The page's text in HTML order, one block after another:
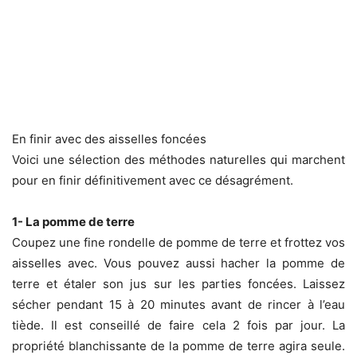
En finir avec des aisselles foncées
Voici une sélection des méthodes naturelles qui marchent
pour en finir définitivement avec ce désagrément.
1- La pomme de terre
Coupez une fine rondelle de pomme de terre et frottez vos
aisselles avec. Vous pouvez aussi hacher la pomme de
terre et étaler son jus sur les parties foncées. Laissez
sécher pendant 15 à 20 minutes avant de rincer à l’eau
tiède. Il est conseillé de faire cela 2 fois par jour. La
propriété blanchissante de la pomme de terre agira seule.